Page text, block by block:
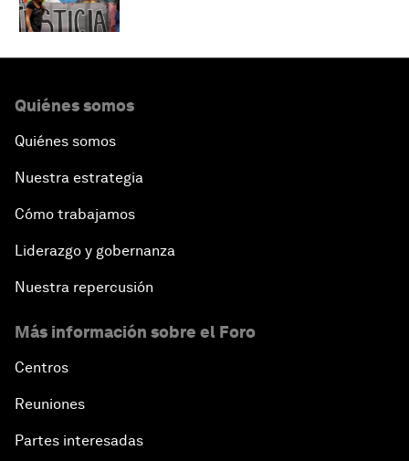
Quiénes somos
Quiénes somos
Nuestra estrategia
Cómo trabajamos
Liderazgo y gobernanza
Nuestra repercusión
Más información sobre el Foro
Centros
Reuniones
Partes interesadas